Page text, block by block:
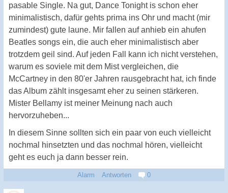
pasable Single. Na gut, Dance Tonight is schon eher
minimalistisch, dafür gehts prima ins Ohr und macht (mir
zumindest) gute laune. Mir fallen auf anhieb ein ahufen
Beatles songs ein, die auch eher minimalistisch aber
trotzdem geil sind. Auf jeden Fall kann ich nicht verstehen,
warum es soviele mit dem Mist vergleichen, die
McCartney in den 80'er Jahren rausgebracht hat, ich finde
das Album zählt insgesamt eher zu seinen stärkeren.
Mister Bellamy ist meiner Meinung nach auch
hervorzuheben...
In diesem Sinne sollten sich ein paar von euch vielleicht
nochmal hinsetzten und das nochmal hören, vielleicht
geht es euch ja dann besser rein.
Alarm Antworten 0